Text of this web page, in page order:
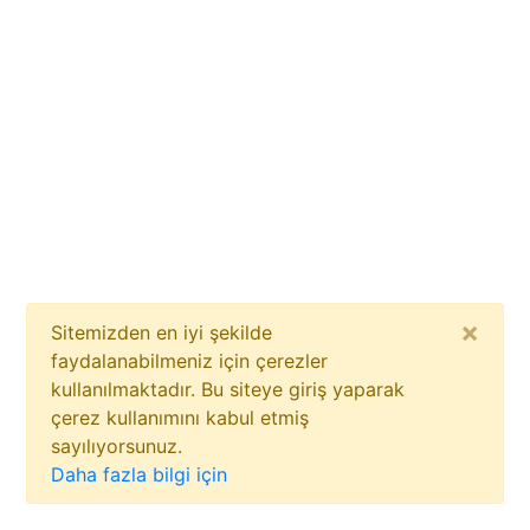
Sitemizden en iyi şekilde
faydalanabilmeniz için çerezler
kullanılmaktadır. Bu siteye giriş yaparak
çerez kullanımını kabul etmiş
sayılıyorsunuz.
Daha fazla bilgi için
×